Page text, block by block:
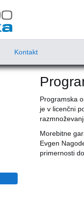
Kontakt
Programska
je v licenčni
Morebitne
Evgen
primernosti